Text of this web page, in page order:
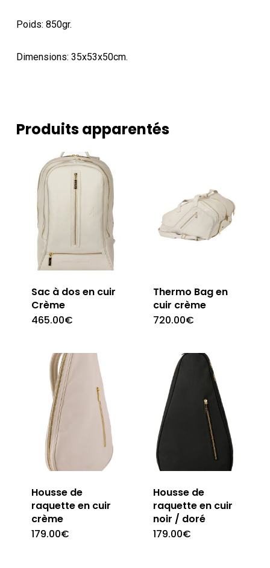
Poids: 850gr.
Dimensions: 35x53x50cm.
Produits apparentés
Sac à dos en cuir
Crème
465.00€
Thermo Bag en
cuir crème
720.00€
Housse de
raquette en cuir
crème
179.00€
Housse de
raquette en cuir
noir / doré
179.00€